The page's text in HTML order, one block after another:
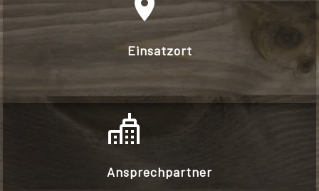
Einsatzort
Ansprechpartner